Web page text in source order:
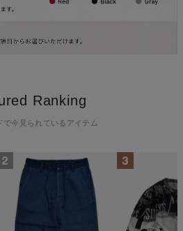
Ranking
で今見られているアイテム